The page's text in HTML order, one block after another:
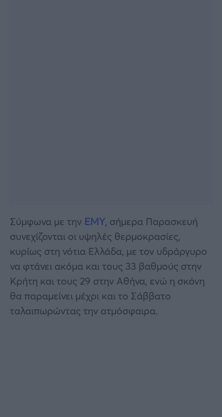
Σύμφωνα με την ΕΜΥ, σήμερα Παρασκευή
συνεχίζονται οι υψηλές θερμοκρασίες,
κυρίως στη νότια Ελλάδα, με τον υδράργυρο
να φτάνει ακόμα και τους 33 βαθμούς στην
Κρήτη και τους 29 στην Αθήνα, ενώ η σκόνη
θα παραμείνει μέχρι και το Σάββατο
ταλαιπωρώντας την ατμόσφαιρα.